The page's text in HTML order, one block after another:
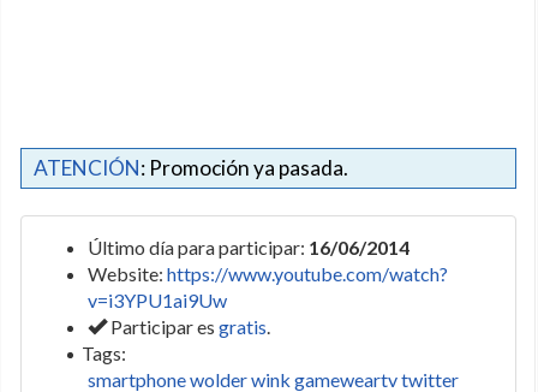
ATENCIÓN: Promoción ya pasada.
Último día para participar: 16/06/2014
Website: https://www.youtube.com/watch?
v=i3YPU1ai9Uw
Participar es gratis.
Tags:
smartphone wolder wink gameweartv twitter